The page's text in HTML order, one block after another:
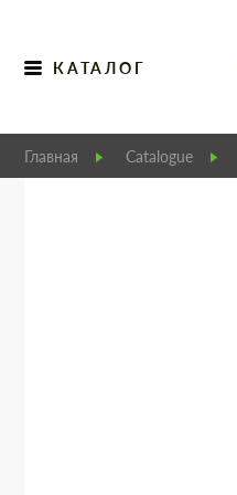
КАТАЛОГ
Главная Catalogue